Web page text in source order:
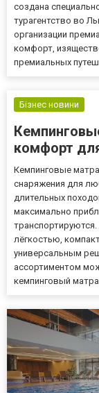
создана
турагентство во
организации
комфорт,
премиальных
Бізнес новини
комфорт
Кемпинговые
снаряжения для
длительных
максимально
лёгкостью,
универсальным
ассортиментом
кемпинговый